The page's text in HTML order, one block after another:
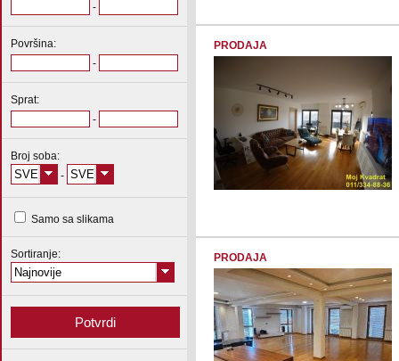
-
Površina:
-
Sprat:
-
Broj soba:
SVE - SVE
Samo sa slikama
Sortiranje:
Najnovije
PRODAJA
PRODAJA